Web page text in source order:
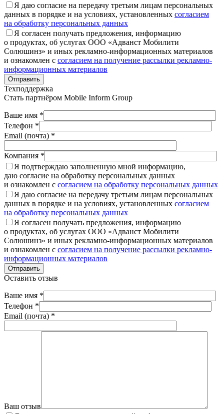
Я даю согласие на передачу третьим лицам персональных
данных в порядке и на условиях, установленных согласием
на обработку персональных данных
Я согласен получать предложения, информацию
о продуктах, об услугах ООО «Адванст Мобилити
Солюшинз» и иных рекламно-информационных материалов
и ознакомлен с согласием на получение рассылки рекламно-
информационных материалов
Отправить
Техподдержка
Стать партнёром Mobile Inform Group
Ваше имя *
Телефон *
Email (почта) *
Компания *
Я подтверждаю заполненную мной информацию,
даю согласие на обработку персональных данных
и ознакомлен с согласием на обработку персональных данных
Я даю согласие на передачу третьим лицам персональных
данных в порядке и на условиях, установленных согласием
на обработку персональных данных
Я согласен получать предложения, информацию
о продуктах, об услугах ООО «Адванст Мобилити
Солюшинз» и иных рекламно-информационных материалов
и ознакомлен с согласием на получение рассылки рекламно-
информационных материалов
Отправить
Оставить отзыв
Ваше имя *
Телефон *
Email (почта) *
Ваш отзыв